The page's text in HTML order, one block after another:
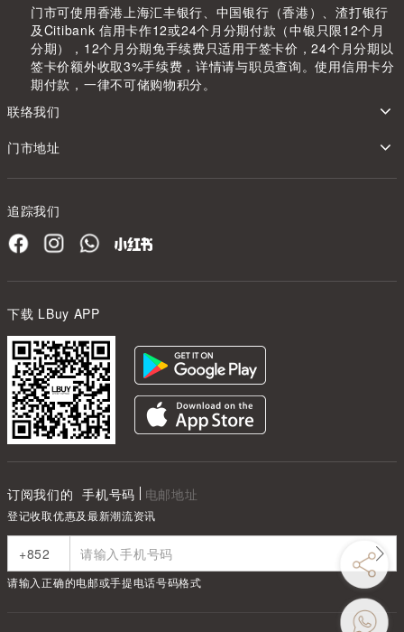
门市可使用香港上海汇丰银行、中国银行（香港）、渣打银行
及Citibank 信用卡作12或24个月分期付款（中银只限12个月
分期），12个月分期免手续费只适用于签卡价，24个月分期以
签卡价额外收取3%手续费，详情请与职员查询。使用信用卡分
期付款，一律不可储购物积分。
联络我们
门市地址
追踪我们
下载 LBuy APP
订阅我们的 手机号码 电邮地址
登记收取优惠及最新潮流资讯
请输入正确的电邮或手提电话号码格式